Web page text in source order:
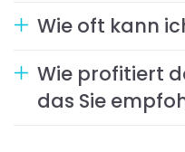
Wie oft kann
Wie profitiert
das Sie